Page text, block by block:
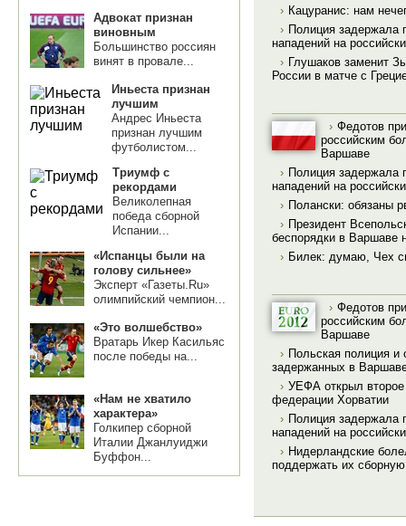
Адвокат признан
виновным
Большинство россиян
винят в провале...
Иньеста признан
лучшим
Андрес Иньеста
признан лучшим
футболистом...
Триумф с
рекордами
Великолепная
победа сборной
Испании...
«Испанцы были на
голову сильнее»
Эксперт «Газеты.Ru»
олимпийский чемпион...
«Это волшебство»
Вратарь Икер Касильяс
после победы на...
«Нам не хватило
характера»
Голкипер сборной
Италии Джанлуиджи
Буффон...
› Кацуранис: нам
› Полиция задержала
нападений на
› Глушаков заменит
России в матче с
› Федотов
российским
Варшаве
› Полиция задержала
нападений на
› Полански: обязаны
› Президент
беспорядки в Варшаве
› Билек: думаю, Чех
› Федотов
российским
Варшаве
› Польская полиция
задержанных в
› УЕФА открыл
федерации Хорватии
› Полиция задержала
нападений на
› Нидерландские
поддержать их